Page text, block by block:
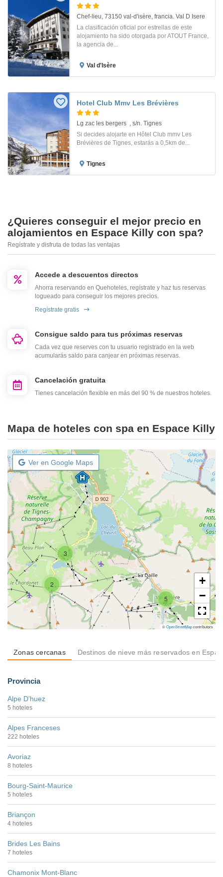
Chef-lieu, 73150 val-d'isère, francia. Val D Isere
La clasificación oficial por estrellas de este
alojamiento ha sido otorgada por ATOUT France,
la agencia de...
Val d'Isère
Hotel Club Mmv Les Brévières
Lg zac les bergers , s/n. Tignes
Si decides alojarte en Hôtel Club mmv Les
Brévières de Tignes, estarás a 0,5km de...
Tignes
¿Quieres conseguir el mejor precio en
alojamientos en Espace Killy con spa?
Regístrate y disfruta de todas las ventajas
Accede a descuentos directos
Ahorra reservando en Quehoteles, regístrate y haz tus reservas
logueado para conseguir los mejores precios.
Regístrate gratis
Consigue saldo para tus próximas reservas
Cada vez que reserves con tu usuario registrado en la web
acumularás saldo para canjear en próximas reservas.
Cancelación gratuita
Tienes cancelación flexible en más del 90 % de nuestros hoteles.
Mapa de hoteles con spa en Espace Killy
Ver en Google Maps
5
2
3
+
−
©OpenStreetMapcontributors
Zonas cercanas Destinos de nieve más reservados en
Provincia
Alpe D'huez
5 hoteles
Alpes Franceses
222 hoteles
Avoriaz
8 hoteles
Bourg-Saint-Maurice
5 hoteles
Briançon
4 hoteles
Brides Les Bains
7 hoteles
Chamonix Mont-Blanc